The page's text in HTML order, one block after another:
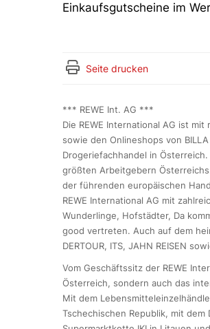
Einkaufsgutscheine im
Seite drucken
*** REWE Int. AG ***
Die REWE International AG ist
sowie den Onlineshops von
Drogeriefachhandel in
größten Arbeitgebern
der führenden europäischen
REWE International AG mit
Wunderlinge, Hofstädter, Da
good vertreten. Auch auf dem
DERTOUR, ITS, JAHN REISEN
Vom Geschäftssitz der REWE
Österreich, sondern auch das
Mit dem
Tschechischen Republik, mit